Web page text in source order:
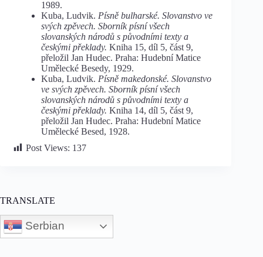
1989.
Kuba, Ludvik. Písně bulharské. Slovanstvo ve
svých zpěvech. Sborník písnívšech
slovanských národů s původními texty a
českými překlady. Kniha 15, díl 5, část 9,
přeložil Jan Hudec. Praha: Hudební Matice
Umělecké Besedy, 1929.
Kuba, Ludvik. Písně makedonské. Slovanstvo
ve svých zpěvech. Sborník písní všech
slovanských národů s původními texty a
českými překlady. Kniha 14, díl 5, část 9,
přeložil Jan Hudec. Praha: Hudební Matice
Umělecké Besed, 1928.
Post Views: 137
TRANSLATE
Serbian